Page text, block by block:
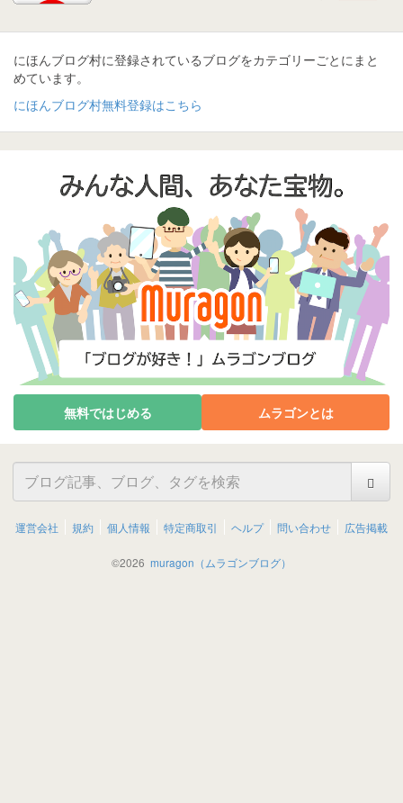
にほんブログ村に登録されているブログをカテゴリーごとにまと
めています。
にほんブログ村無料登録はこちら
無料ではじめる ムラゴンとは
運営会社 規約 個人情報 特定商取引 ヘルプ 問い合わせ 広告掲載
©2026 muragon（ムラゴンブログ）